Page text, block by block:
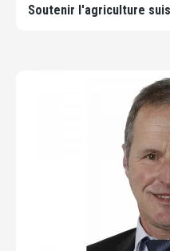
Soutenir l'agriculture